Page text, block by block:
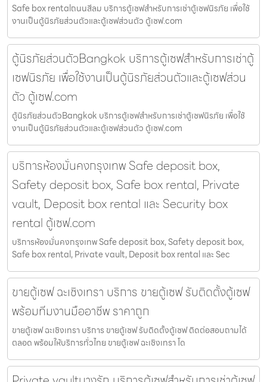
Safe box rentalถนนสีลม บริการตู้เซฟสำหรับการเช่าตู้เซฟนิรภัย เพื่อใช้
งานเป็นตู้นิรภัยส่วนตัวและตู้เซฟส่วนตัว ตู้เซฟ.com
ตู้นิรภัยส่วนตัวBangkok บริการตู้เซฟสำหรับการเช่าตู้
เซฟนิรภัย เพื่อใช้งานเป็นตู้นิรภัยส่วนตัวและตู้เซฟส่วน
ตัว ตู้เซฟ.com
ตู้นิรภัยส่วนตัวBangkok บริการตู้เซฟสำหรับการเช่าตู้เซฟนิรภัย เพื่อใช้
งานเป็นตู้นิรภัยส่วนตัวและตู้เซฟส่วนตัว ตู้เซฟ.com
บริการห้องมั่นคงกรุงเทพ Safe deposit box,
Safety deposit box, Safe box rental, Private
vault, Deposit box rental และ Security box
rental ตู้เซฟ.com
บริการห้องมั่นคงกรุงเทพ Safe deposit box, Safety deposit box,
Safe box rental, Private vault, Deposit box rental และ Sec
ขายตู้เซฟ ฉะเชิงเทรา บริการ ขายตู้เซฟ รับติดตั้งตู้เซฟ
พร้อมทีมงานมืออาชีพ ราคาถูก
ขายตู้เซฟ ฉะเชิงเทรา บริการ ขายตู้เซฟ รับติดตั้งตู้เซฟ ติดต่อสอบถามได้
ตลอด พร้อมให้บริการทั่วไทย ขายตู้เซฟ ฉะเชิงเทรา โด